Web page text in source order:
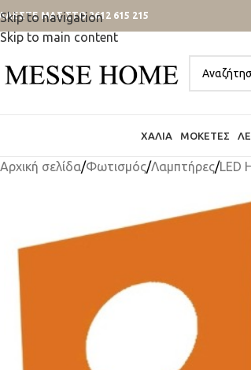
Skip to navigation
Skip to main content
ΜΑΣ ΣΤΟ 2612 615 215
ΧΑΛΙΆ ΜΟΚΈΤΕΣ
Αρχική σελίδα/Φωτισμός/Λαμπτήρες/LED